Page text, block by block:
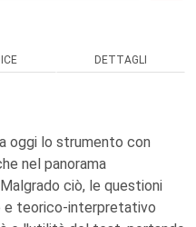
DETTAGLI
oggi lo strumento con
nel panorama
ciò, le questioni
e teorico-interpretativo